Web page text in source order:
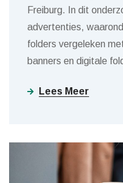
Freiburg. In dit
advertenties,
folders vergeleken
banners en digitale
Lees Meer